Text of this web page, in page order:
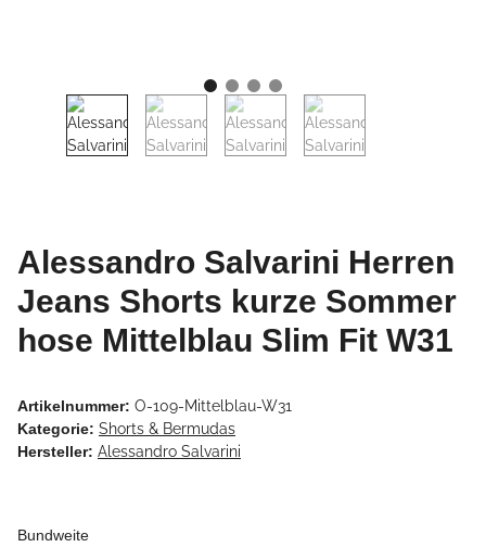
Alessandro Salvarini Herren
Jeans Shorts kurze Sommer
hose Mittelblau Slim Fit W31
Artikelnummer: O-109-Mittelblau-W31
Kategorie: Shorts & Bermudas
Hersteller: Alessandro Salvarini
Bundweite